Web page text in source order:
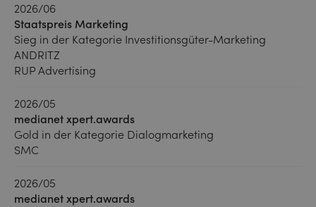
2026/06
Staatspreis Marketing
Sieg in der Kategorie Investitionsgüter-Marketing
ANDRITZ
RUP Advertising
2026/05
medianet xpert.awards
Gold in der Kategorie Dialogmarketing
SMC
2026/05
medianet xpert.awards